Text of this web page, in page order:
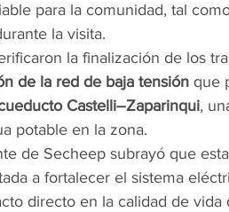
para la comunidad, tal
la visita.
la finalización de los
de la red de baja tensión que
Castelli–Zaparinqui,
potable en la zona.
de Secheep subrayó que
a fortalecer el sistema
directo en la calidad de